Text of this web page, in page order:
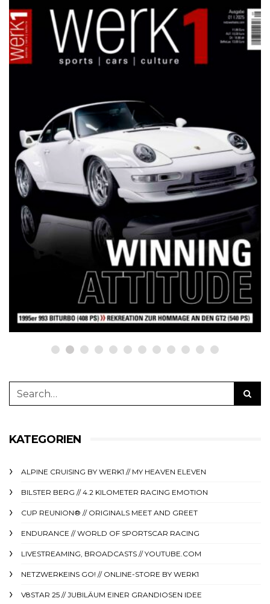
NETZWERKEINS GO! // ONLINE-STORE BY WERK1
12 Jahre werk1® sports | cars |
culture: Bestellen Sie jetzt die
neue Sommerausgabe 01 | 2025
(erscheint am 1. Juli 2025) online
auf netzwerkeins | GO!
23. Juni 2025
KATEGORIEN
ALPINE CRUISING BY WERK1 // MY HEAVEN ELEVEN
BILSTER BERG // 4.2 KILOMETER RACING EMOTION
CUP REUNION® // ORIGINALS MEET AND GREET
ENDURANCE // WORLD OF SPORTSCAR RACING
LIVESTREAMING, BROADCASTS // YOUTUBE.COM
NETZWERKEINS GO! // ONLINE-STORE BY WERK1
V8STAR 25 // JUBILÄUM EINER GRANDIOSEN IDEE